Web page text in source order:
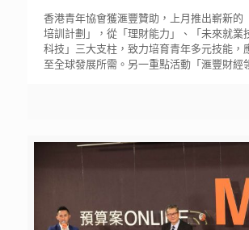
香港青年協會獲滙豐贊助，上月推出嶄新的
培訓計劃」，從「理財能力」、「未來就業
科技」三大支柱，致力培育青年多元技能，
至全球發展所需。另一重點活動「滙豐財經